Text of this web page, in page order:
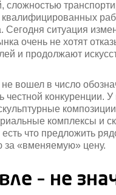
сложностью
квалифицированных
Сегодня ситуация
очень не хотят
и продолжают
не вошел в число
честной конкуренции.
комплексы и
что предложить
за «вменяемую» цену.
– не